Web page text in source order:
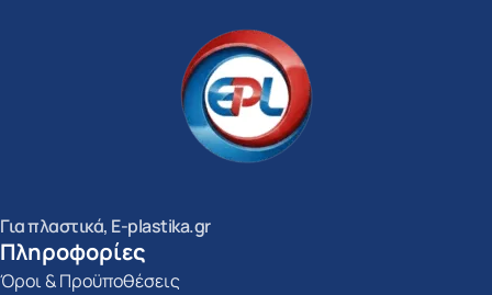
Για πλαστικά, E-plastika.gr
Πληροφορίες
Όροι & Προϋποθέσεις